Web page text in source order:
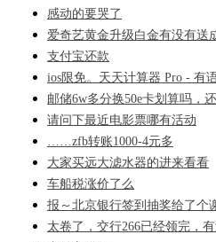
感动的要哭了
爱奇艺黄金升级白金有没有送
支付宝还款
ios限免。天天计算器 Pro - 有
邮储6w多分换50e卡划算吗，
请问下最近电影票哪有活动
……zfb转账1000-4元多
大家买远大滤水器的进来看看
车船税涨价了么
报～北京银行签到抽奖给了个
太卷了，交行266已经领完，